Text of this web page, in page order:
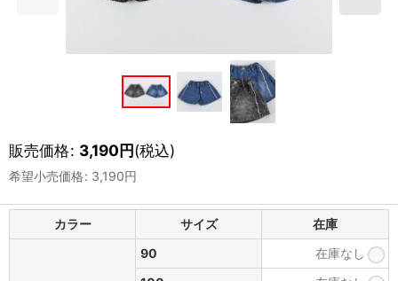
販売価格: 3,190円(税込)
希望小売価格: 3,190円
カラー サイズ 在庫
90
在庫なし